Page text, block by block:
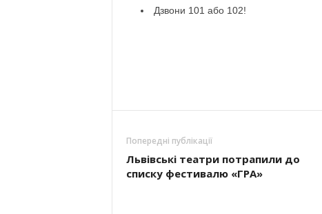
Дзвони 101 або 102!
Попередні публікації
Львівські театри потрапили до
списку фестивалю «ГРА»